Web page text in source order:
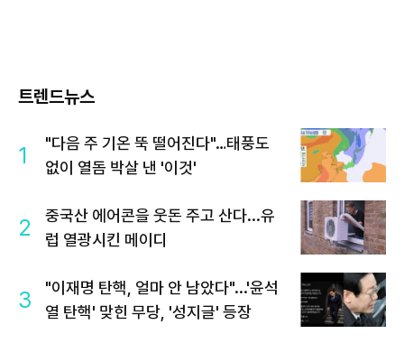
트렌드뉴스
1
"다음 주 기온 뚝 떨어진다"…태풍도
없이 열돔 박살 낸 '이것'
2
중국산 에어콘을 웃돈 주고 산다...유
럽 열광시킨 메이디
3
"이재명 탄핵, 얼마 안 남았다"...'윤석
열 탄핵' 맞힌 무당, '성지글' 등장